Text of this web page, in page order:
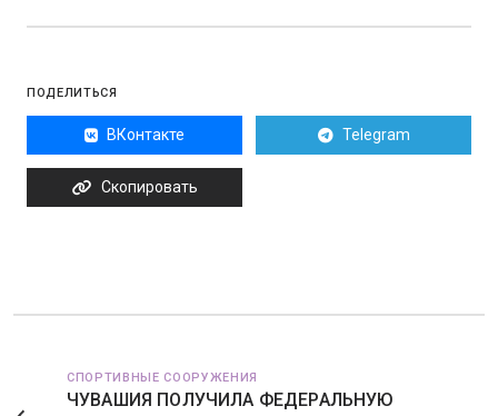
ПОДЕЛИТЬСЯ
ВКонтакте Telegram
Скопировать
СПОРТИВНЫЕ СООРУЖЕНИЯ
ЧУВАШИЯ ПОЛУЧИЛА ФЕДЕРАЛЬНУЮ